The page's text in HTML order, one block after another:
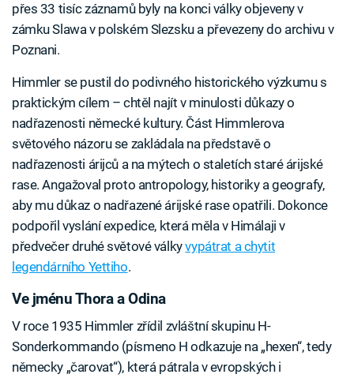
přes 33 tisíc záznamů byly na konci války objeveny v
zámku Slawa v polském Slezsku a převezeny do archivu v
Poznani.
Himmler se pustil do podivného historického výzkumu s
praktickým cílem – chtěl najít v minulosti důkazy o
nadřazenosti německé kultury. Část Himmlerova
světového názoru se zakládala na představě o
nadřazenosti árijců a na mýtech o staletích staré árijské
rase. Angažoval proto antropology, historiky a geografy,
aby mu důkaz o nadřazené árijské rase opatřili. Dokonce
podpořil vyslání expedice, která měla v Himálaji v
předvečer druhé světové válkyvypátrat a chytit
legendárního Yettiho.
Ve jménu Thora a Odina
V roce 1935 Himmler zřídil zvláštní skupinu H-
Sonderkommando (písmeno H odkazuje na „hexen“, tedy
německy „čarovat“), která pátrala v evropských i